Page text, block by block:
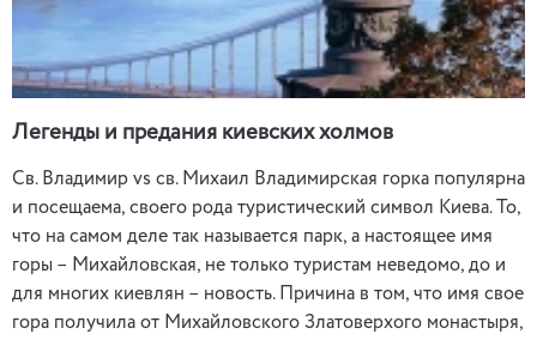
Легенды и предания киевских холмов
Св. Владимир vs св. Михаил Владимирская горка популярна
и посещаема, своего рода туристический символ Киева. То,
что на самом деле так называется парк, а настоящее имя
горы – Михайловская, не только туристам неведомо, до и
для многих киевлян – новость. Причина в том, что имя свое
гора получила от Михайловского Златоверхого монастыря,